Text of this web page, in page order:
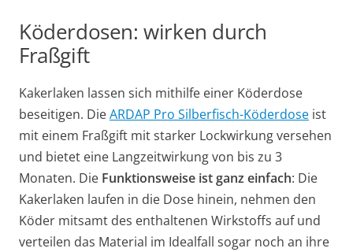
Köderdosen: wirken durch
Fraßgift
Kakerlaken lassen sich mithilfe einer Köderdose
beseitigen. DieARDAP Pro Silberfisch-Köderdose ist
mit einem Fraßgift mit starker Lockwirkung versehen
und bietet eine Langzeitwirkung von bis zu 3
Monaten. Die Funktionsweise ist ganz einfach: Die
Kakerlaken laufen in die Dose hinein, nehmen den
Köder mitsamt des enthaltenen Wirkstoffs auf und
verteilen das Material im Idealfall sogar noch an ihre